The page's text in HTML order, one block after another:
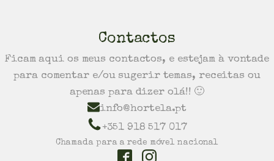
Contactos
Ficam aqui os meus contactos, e estejam à vontade
para comentar e/ou sugerir temas, receitas ou
apenas para dizer olá!! 🙂
info@hortela.pt
+351 918 517 017
Chamada para a rede móvel nacional